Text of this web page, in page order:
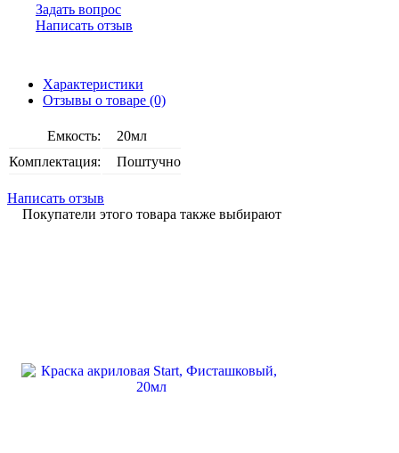
Задать вопрос
Написать отзыв
Характеристики
Отзывы о товаре (0)
Емкость:
20мл
Комплектация:
Поштучно
Написать отзыв
Покупатели этого товара также выбирают